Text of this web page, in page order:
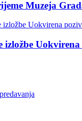
Muzeja
izložbe